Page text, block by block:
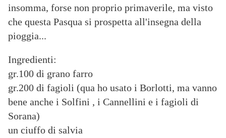
insomma, forse non proprio primaverile, ma visto
che questa Pasqua si prospetta all'insegna della
pioggia...
Ingredienti:
gr.100 di grano farro
gr.200 di fagioli (qua ho usato i Borlotti, ma vanno
bene anche i Solfini , i Cannellini e i fagioli di
Sorana)
un ciuffo di salvia